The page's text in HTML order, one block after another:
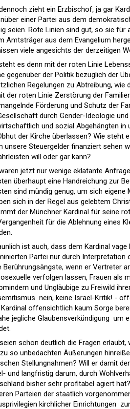
zieht ein Erzbischof, ja gar
einer Partei aus dem
seien. Rote Linien sind gut, so sie für
Amtsträger aus dem Evangelium
viele angesichts der derzeitigen
es denn mit der roten Linie
gegenüber der Politik bezüglich der
Regelungen zu Abtreibung,
der roten Linie Zerstörung der
Förderung und Schutz der
durch Gender-Ideologie
und sozial Abgehängten in
der Kirche überlassen? Wie steht
unsere Steuergelder finanziert sehen
will oder gar kann?
jetzt nur wenige eklatante
überhaupt eine Handreichung zur
sind mündig genug, um sich eigene
sich in der Regel aus gelebtem
der Münchner Kardinal für seine
für die Ablehnung eines
ist auch, dass dem Kardinal
Partei nur durch Interpretation
Berührungsängste, wenn er Vertreter
verfolgen lassen, Frauen als
und Ungläubige zu Freiwild
 nein, keine Israel-Kritik! -
offensichtlich kaum Sorge
jegliche Glaubensverkündigung 
schon deutlich die Fragen
so unbedachten Äußerungen
Stellungnahmen? Will er damit
und langfristig darum, durch
bisher sehr profitabel agiert
Parteien der staatlich
kirchlicher Einrichtungen 